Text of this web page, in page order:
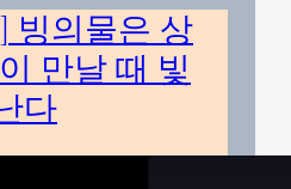
빙의물은 상
만날 때 빛
다